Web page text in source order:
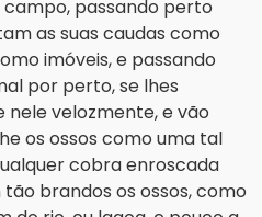
passando perto
as suas caudas como
imóveis, e passando
por perto, se lhes
velozmente, e vão
os ossos como uma tal
cobra enroscada
brandos os ossos, como